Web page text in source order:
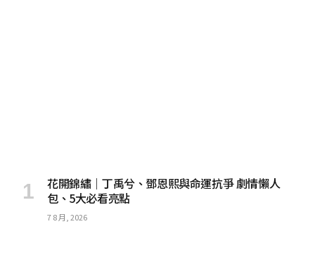
花開錦繡｜丁禹兮、鄧恩熙與命運抗爭 劇情懶人
包、5大必看亮點
7 8 月, 2026